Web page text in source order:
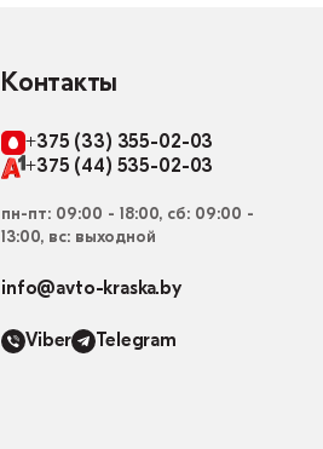
Контакты
+375 (33) 355-02-03
+375 (44) 535-02-03
пн-пт: 09:00 - 18:00, сб: 09:00 -
13:00, вс: выходной
info@avto-kraska.by
Viber Telegram